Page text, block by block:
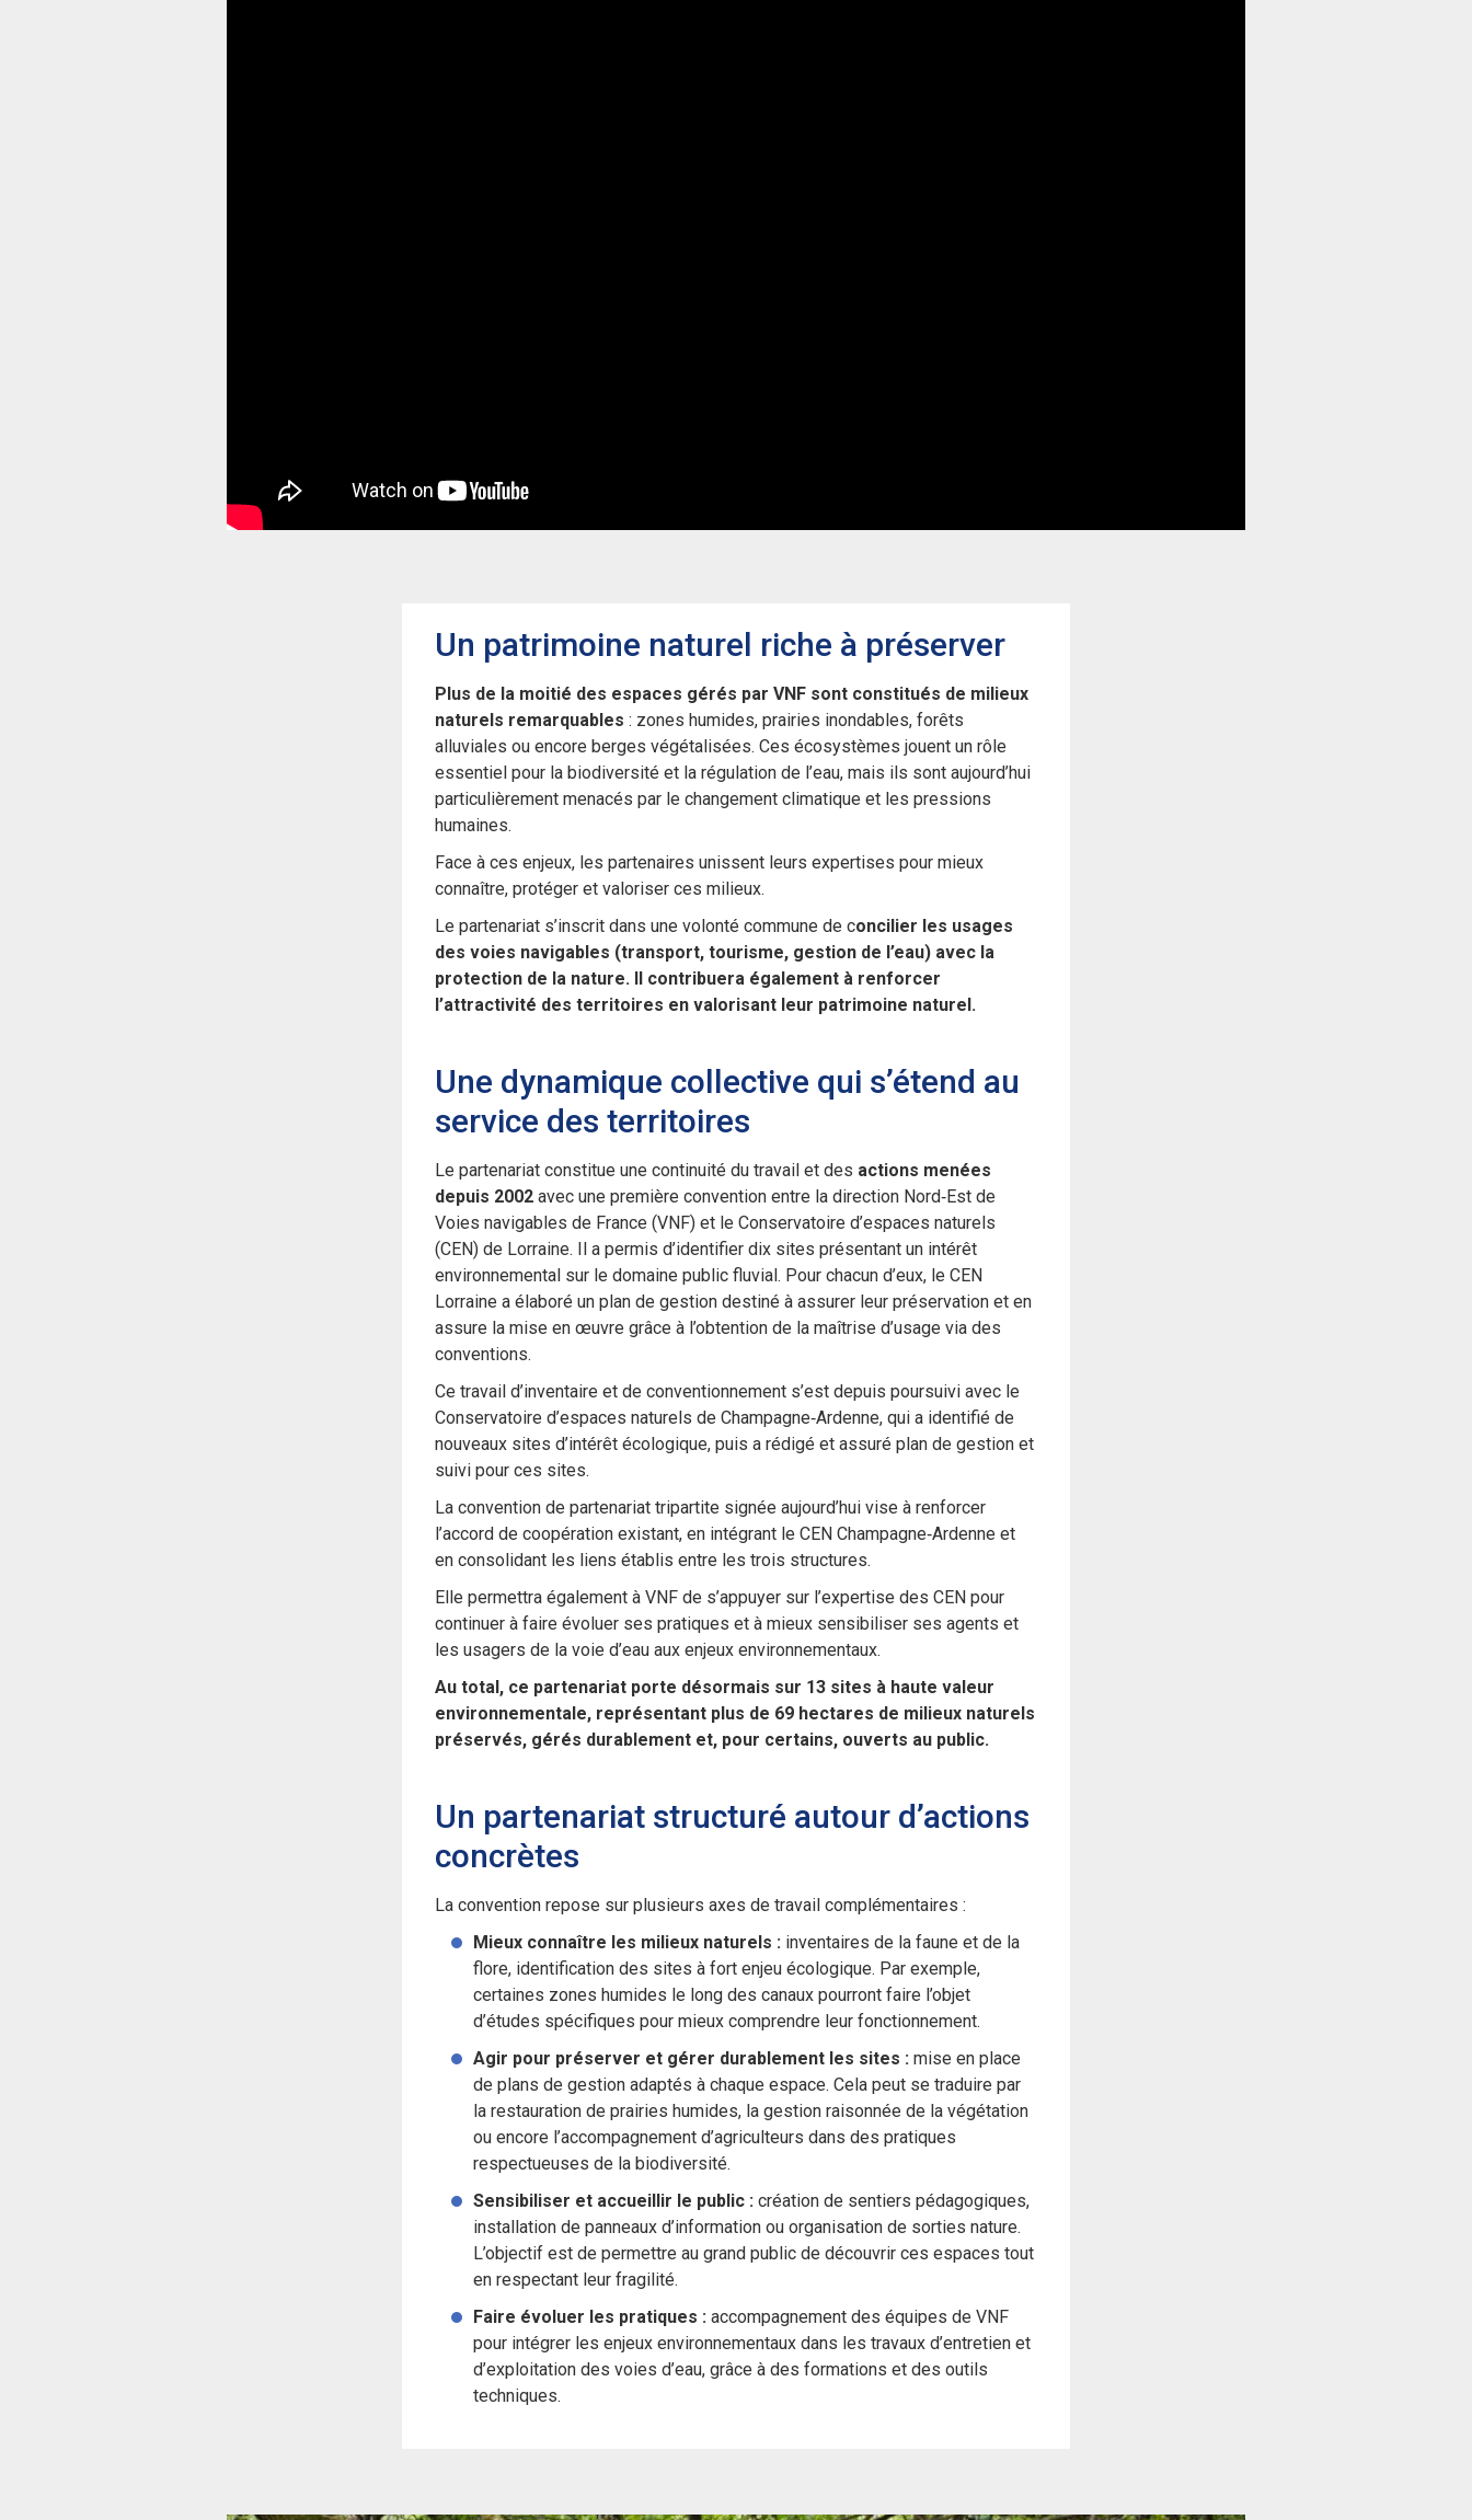
Un patrimoine naturel riche à préserver
Plus de la moitié des espaces gérés par VNF sont constitués de milieux
naturels remarquables : zones humides, prairies inondables, forêts
alluviales ou encore berges végétalisées. Ces écosystèmes jouent un rôle
essentiel pour la biodiversité et la régulation de l’eau, mais ils sont aujourd’hui
particulièrement menacés par le changement climatique et les pressions
humaines.
Face à ces enjeux, les partenaires unissent leurs expertises pour mieux
connaître, protéger et valoriser ces milieux.
Le partenariat s’inscrit dans une volonté commune de concilier les usages
des voies navigables (transport, tourisme, gestion de l’eau) avec la
protection de la nature. Il contribuera également à renforcer
l’attractivité des territoires en valorisant leur patrimoine naturel.
Une dynamique collective qui s’étend au
service des territoires
Le partenariat constitue une continuité du travail et des actions menées
depuis 2002 avec une première convention entre la direction Nord‑Est de
Voies navigables de France (VNF) et le Conservatoire d’espaces naturels
(CEN) de Lorraine. Il a permis d’identifier dix sites présentant un intérêt
environnemental sur le domaine public fluvial. Pour chacun d’eux, le CEN
Lorraine a élaboré un plan de gestion destiné à assurer leur préservation et en
assure la mise en œuvre grâce à l’obtention de la maîtrise d’usage via des
conventions.
Ce travail d’inventaire et de conventionnement s’est depuis poursuivi avec le
Conservatoire d’espaces naturels de Champagne‑Ardenne, qui a identifié de
nouveaux sites d’intérêt écologique, puis a rédigé et assuré plan de gestion et
suivi pour ces sites.
La convention de partenariat tripartite signée aujourd’hui vise à renforcer
l’accord de coopération existant, en intégrant le CEN Champagne‑Ardenne et
en consolidant les liens établis entre les trois structures.
Elle permettra également à VNF de s’appuyer sur l’expertise des CEN pour
continuer à faire évoluer ses pratiques et à mieux sensibiliser ses agents et
les usagers de la voie d’eau aux enjeux environnementaux.
Au total, ce partenariat porte désormais sur 13 sites à haute valeur
environnementale, représentant plus de 69 hectares de milieux naturels
préservés, gérés durablement et, pour certains, ouverts au public.
Un partenariat structuré autour d’actions
concrètes
La convention repose sur plusieurs axes de travail complémentaires :
Mieux connaître les milieux naturels : inventaires de la faune et de la
flore, identification des sites à fort enjeu écologique. Par exemple,
certaines zones humides le long des canaux pourront faire l’objet
d’études spécifiques pour mieux comprendre leur fonctionnement.
Agir pour préserver et gérer durablement les sites : mise en place
de plans de gestion adaptés à chaque espace. Cela peut se traduire par
la restauration de prairies humides, la gestion raisonnée de la végétation
ou encore l’accompagnement d’agriculteurs dans des pratiques
respectueuses de la biodiversité.
Sensibiliser et accueillir le public : création de sentiers pédagogiques,
installation de panneaux d’information ou organisation de sorties nature.
L’objectif est de permettre au grand public de découvrir ces espaces tout
en respectant leur fragilité.
Faire évoluer les pratiques : accompagnement des équipes de VNF
pour intégrer les enjeux environnementaux dans les travaux d’entretien et
d’exploitation des voies d’eau, grâce à des formations et des outils
techniques.